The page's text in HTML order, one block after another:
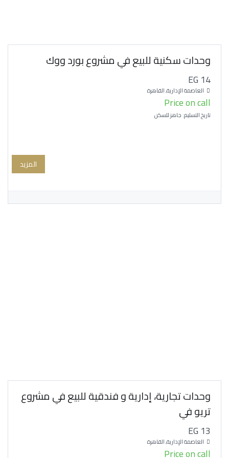
وحدات سكنية للبيع في مشروع بورد ووك
EG 14
العاصمة الإدارية, القاهرة
Price on call
تاريخ التسليم: جاهز للسكن
المزيد
وحدات تجارية، إدارية و فندقية للبيع في مشروع
تريو في
EG 13
العاصمة الإدارية, القاهرة
Price on call